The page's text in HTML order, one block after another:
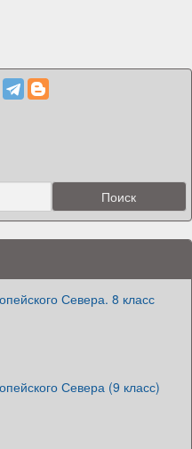
Севера. 8 класс
Севера (9 класс)